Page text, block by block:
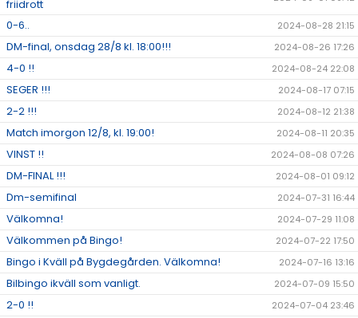
friidrott
0-6.. 2024-08-28 21:15
DM-final, onsdag 28/8 kl. 18:00!!! 2024-08-26 17:26
4-0 !! 2024-08-24 22:08
SEGER !!! 2024-08-17 07:15
2-2 !!! 2024-08-12 21:38
Match imorgon 12/8, kl. 19:00! 2024-08-11 20:35
VINST !! 2024-08-08 07:26
DM-FINAL !!! 2024-08-01 09:12
Dm-semifinal 2024-07-31 16:44
Välkomna! 2024-07-29 11:08
Välkommen på Bingo! 2024-07-22 17:50
Bingo i Kväll på Bygdegården. Välkomna! 2024-07-16 13:16
Bilbingo ikväll som vanligt. 2024-07-09 15:50
2-0 !! 2024-07-04 23:46